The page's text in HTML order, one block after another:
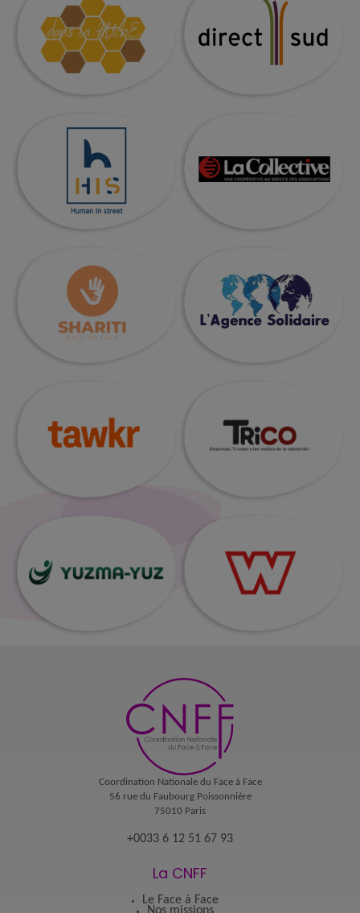
Coordination Nationale du Face à Face
56 rue du Faubourg Poissonnière
75010 Paris
+0033 6 12 51 67 93
La CNFF
Le Face à Face
Nos missions